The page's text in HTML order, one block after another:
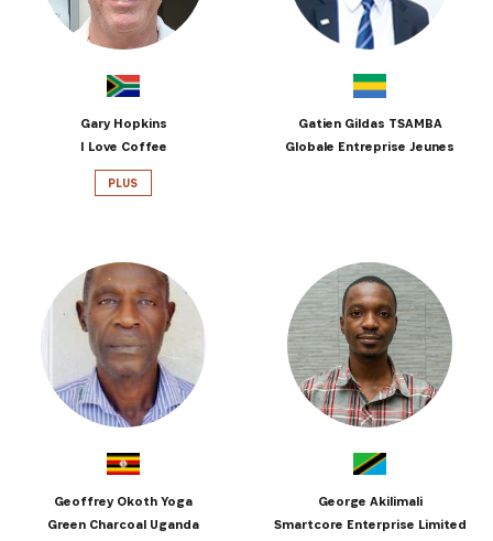
Gary Hopkins
I Love Coffee
PLUS
Gatien Gildas TSAMBA
Globale Entreprise Jeunes
Geoffrey Okoth Yoga
Green Charcoal Uganda
George Akilimali
Smartcore Enterprise Limited